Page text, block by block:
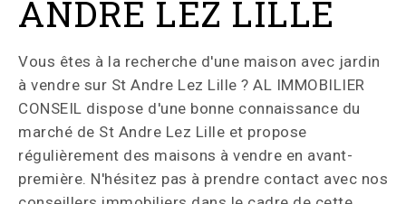
ANDRE LEZ LILLE
Vous êtes à la recherche d'une maison avec jardin
à vendre sur St Andre Lez Lille ? AL IMMOBILIER
CONSEIL dispose d'une bonne connaissance du
marché de St Andre Lez Lille et propose
régulièrement des maisons à vendre en avant-
première. N'hésitez pas à prendre contact avec nos